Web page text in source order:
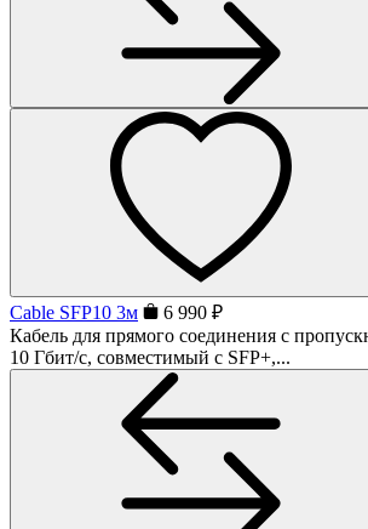
Cable SFP10 3м
6 990 ₽
Кабель для прямого соединения с
10 Гбит/с, совместимый с SFP+,...